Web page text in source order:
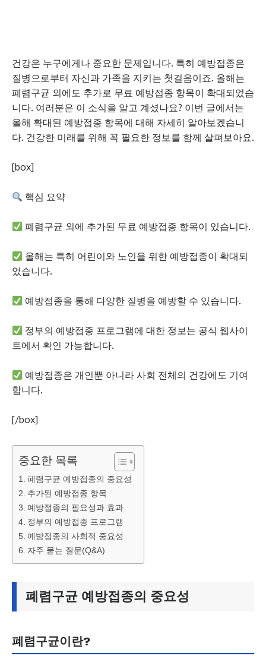
건강은 누구에게나 중요한 문제입니다. 특히 예방접종은
질병으로부터 자신과 가족을 지키는 첫걸음이죠. 올해는
폐렴구균 외에도 추가로 무료 예방접종 항목이 확대되었습
니다. 여러분은 이 소식을 알고 계셨나요? 이번 글에서는
올해 확대된 예방접종 항목에 대해 자세히 알아보겠습니
다. 건강한 미래를 위해 꼭 필요한 정보를 함께 살펴보아요.
[box]
핵심 요약
폐렴구균 외에 추가된 무료 예방접종 항목이 있습니다.
올해는 특히 어린이와 노인을 위한 예방접종이 확대되
었습니다.
예방접종을 통해 다양한 질병을 예방할 수 있습니다.
정부의 예방접종 프로그램에 대한 정보는 공식 웹사이
트에서 확인 가능합니다.
예방접종은 개인뿐 아니라 사회 전체의 건강에도 기여
합니다.
[/box]
중요한 목록
폐렴구균 예방접종의 중요성
추가된 예방접종 항목
예방접종의 필요성과 효과
정부의 예방접종 프로그램
예방접종의 사회적 중요성
자주 묻는 질문(Q&A)
폐렴구균 예방접종의 중요성
폐렴구균이란?